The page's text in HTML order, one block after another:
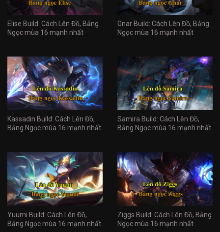
Elise Build: Cách Lên Đồ, Bảng
Ngọc mùa 16 mạnh nhất
Gnar Build: Cách Lên Đồ, Bảng
Ngọc mùa 16 mạnh nhất
Kassadin Build: Cách Lên Đồ,
Bảng Ngọc mùa 16 mạnh nhất
Samira Build: Cách Lên Đồ,
Bảng Ngọc mùa 16 mạnh nhất
Yuumi Build: Cách Lên Đồ,
Bảng Ngọc mùa 16 mạnh nhất
Ziggs Build: Cách Lên Đồ, Bảng
Ngọc mùa 16 mạnh nhất